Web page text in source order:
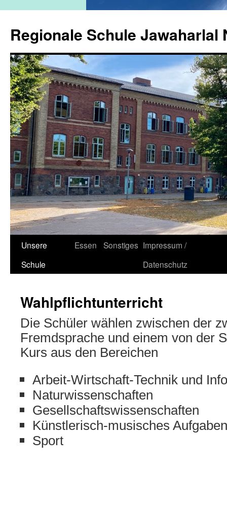
springen
Regionale Schule
Unsere
Schule
Essen Sonstiges Impressum /
Datenschutz
Wahlpflichtunterricht
Die Schüler wählen zwischen der
Fremdsprache und einem von der
Kurs aus den Bereichen
Arbeit-Wirtschaft-Technik und
Naturwissenschaften
Gesellschaftswissenschaften
Künstlerisch-musisches
Sport